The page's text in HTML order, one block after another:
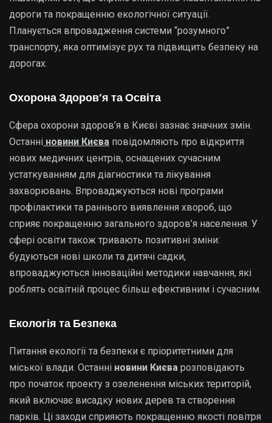
дороги та покращенню екологічної ситуації.
Планується впровадження системи “розумного”
транспорту, яка оптимізує рух та підвищить безпеку на
дорогах.
Охорона Здоров’я та Освіта
Сфера охорони здоров’я в Києві зазнає значних змін.
Останні новини Києва повідомляють про відкриття
нових медичних центрів, оснащених сучасним
устаткуванням для діагностики та лікування
захворювань. Впроваджуються нові програми
профілактики та раннього виявлення хвороб, що
сприяє покращенню загального здоров’я населення. У
сфері освіти також тривають позитивні зміни:
будуються нові школи та дитячі садки,
впроваджуються інноваційні методики навчання, які
роблять освітній процес більш ефективним і сучасним.
Екологія та Безпека
Питання екології та безпеки є пріоритетними для
міської влади. Останні новини Києва розповідають
про початок проекту з озеленення міських територій,
який включає висадку нових дерев та створення
парків. Ці заходи сприяють покращенню якості повітря